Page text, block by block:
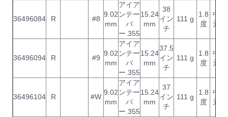
36496084 R #8
9.02
mm
アイア
ンテー
パ
ー.355
15.24
mm
38
イン
チ
111 g
1.8
度
中
元
36496094 R #9
9.02
mm
アイア
ンテー
パ
ー.355
15.24
mm
37.5
イン
チ
111 g
1.8
度
中
元
36496104 R #W
9.02
mm
アイア
ンテー
パ
ー.355
15.24
mm
37
イン
チ
111 g
1.8
度
中
元